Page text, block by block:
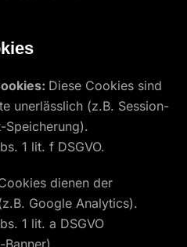
Diese Cookies sind
unerlässlich (z.B. Session-
Speicherung).
1 lit. f DSGVO.
dienen der
Google Analytics).
1 lit. a DSGVO